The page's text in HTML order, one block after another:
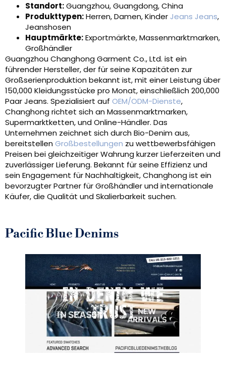
Standort:Guangzhou, Guangdong, China
Produkttypen:Herren, Damen, Kinder Jeans Jeans,
Jeanshosen
Hauptmärkte:Exportmärkte, Massenmarktmarken,
Großhändler
Guangzhou Changhong Garment Co., Ltd. ist ein
führender Hersteller, der für seine Kapazitäten zur
Großserienproduktion bekannt ist, mit einer Leistung über
150,000 Kleidungsstücke pro Monat, einschließlich 200,000
Paar Jeans. Spezialisiert auf OEM/ODM-Dienste,
Changhong richtet sich an Massenmarktmarken,
Supermarktketten, und Online-Händler. Das
Unternehmen zeichnet sich durch Bio-Denim aus,
bereitstellen Großbestellungen zu wettbewerbsfähigen
Preisen bei gleichzeitiger Wahrung kurzer Lieferzeiten und
zuverlässiger Lieferung. Bekannt für seine Effizienz und
sein Engagement für Nachhaltigkeit, Changhong ist ein
bevorzugter Partner für Großhändler und internationale
Käufer, die Qualität und Skalierbarkeit suchen.
Pacific Blue Denims